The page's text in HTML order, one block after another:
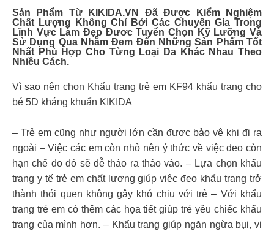
Sản Phẩm Từ KIKIDA.VN Đã Được Kiểm Nghiệm
Chất Lượng Không Chỉ Bởi Các Chuyên Gia Trong
Lĩnh Vực Làm Đẹp Đươc Tuyển Chọn Kỹ Lưỡng Và
Sử Dụng Qua Nhằm Đem Đến Những Sản Phẩm Tốt
Nhất Phù Hợp Cho Từng Loại Da Khác Nhau Theo
Nhiều Cách.
Vì sao nên chọn Khẩu trang trẻ em KF94 khẩu trang cho
bé 5D kháng khuẩn KIKIDA
– Trẻ em cũng như người lớn cần được bảo vệ khi đi ra
ngoài – Việc các em còn nhỏ nên ý thức về việc đeo còn
hạn chế do đó sẽ dễ tháo ra tháo vào. – Lựa chọn khẩu
trang y tế trẻ em chất lượng giúp việc đeo khẩu trang trở
thành thói quen không gây khó chịu với trẻ – Với khẩu
trang trẻ em có thêm các họa tiết giúp trẻ yêu chiếc khẩu
trang của mình hơn. – Khẩu trang giúp ngăn ngừa bụi, vi